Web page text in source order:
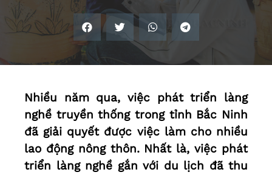
Nhiều năm qua, việc phát triển làng
nghề truyền thống trong tỉnh Bắc Ninh
đã giải quyết được việc làm cho nhiều
lao động nông thôn. Nhất là, việc phát
triển làng nghề gắn với du lịch đã thu